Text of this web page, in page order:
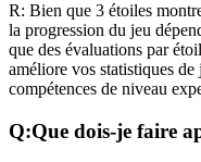
R: Bien que 3 étoiles
la progression du jeu
que des évaluations par
améliore vos statistiques
compétences de niveau
Q:Que dois-je faire